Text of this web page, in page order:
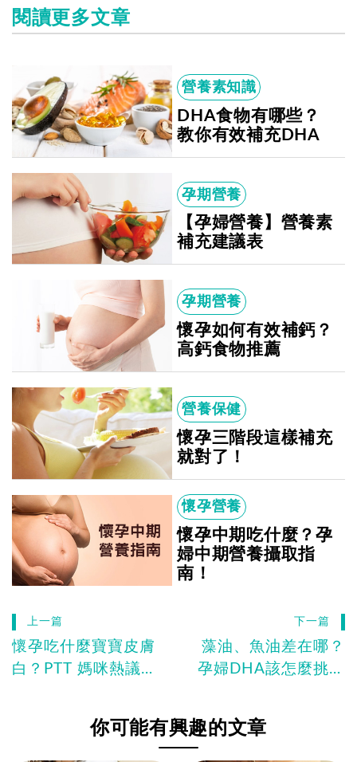
閱讀更多文章
營養素知識
DHA食物有哪些？
教你有效補充DHA
孕期營養
【孕婦營養】營養素
補充建議表
孕期營養
懷孕如何有效補鈣？
高鈣食物推薦
營養保健
懷孕三階段這樣補充
就對了！
懷孕營養
懷孕中期吃什麼？孕
婦中期營養攝取指
南！
上一篇
懷孕吃什麼寶寶皮膚
白？PTT 媽咪熱議：
下一篇
藻油、魚油差在哪？
孕婦DHA該怎麼挑？
你可能有興趣的文章